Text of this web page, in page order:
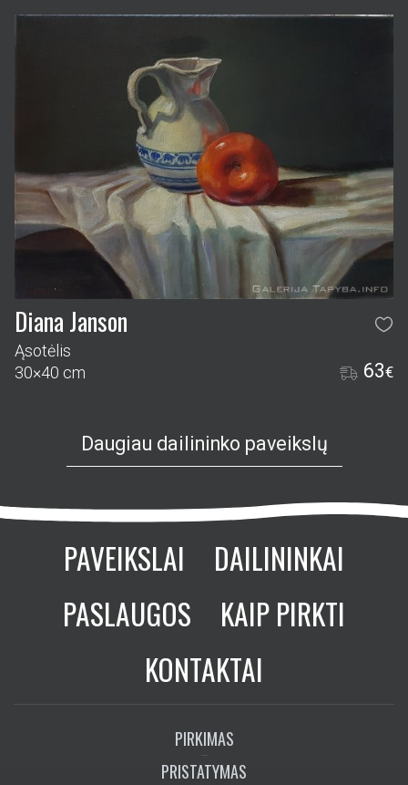
Diana Janson
Ąsotėlis
30×40 cm
63€
Daugiau dailininko paveikslų
PAVEIKSLAI
DAILININKAI
PASLAUGOS
KAIP PIRKTI
KONTAKTAI
PIRKIMAS
PRISTATYMAS